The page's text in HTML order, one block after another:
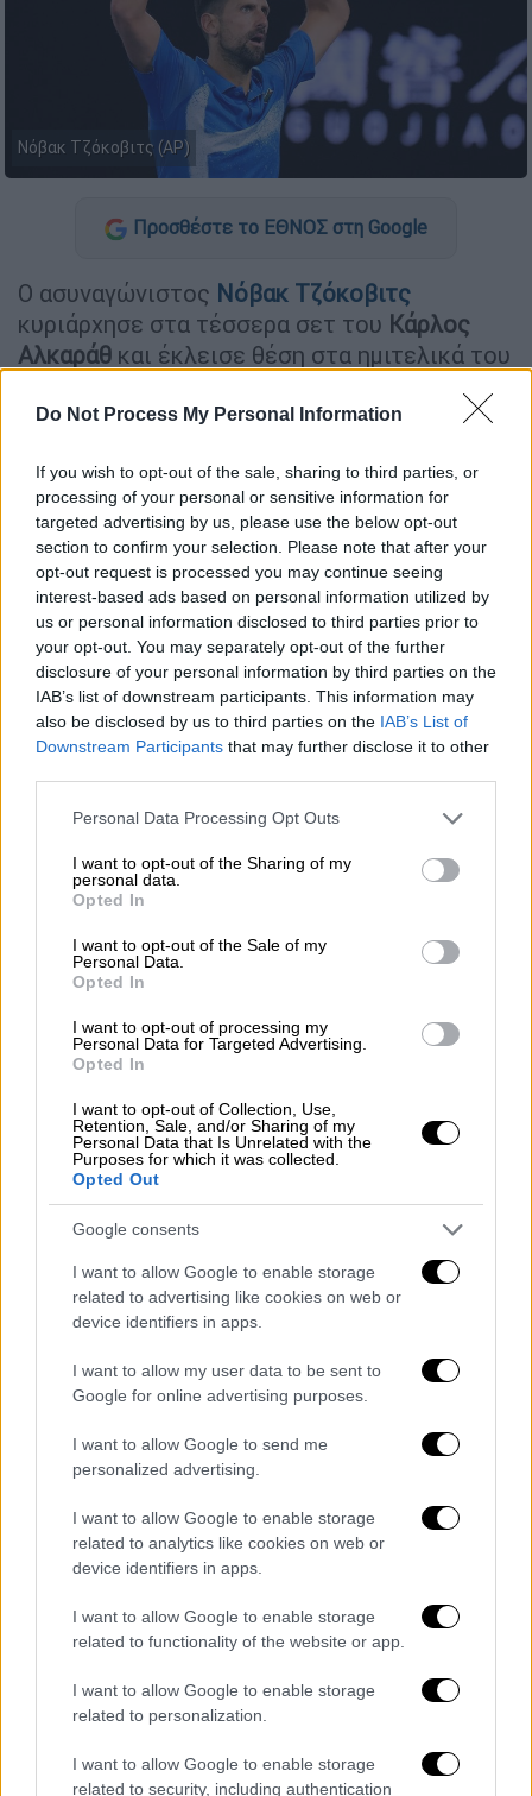
Do Not Process My Personal Information
If you wish to opt-out of the sale, sharing to third parties, or
processing of your personal or sensitive information for
targeted advertising by us, please use the below opt-out
section to confirm your selection. Please note that after your
opt-out request is processed you may continue seeing
interest-based ads based on personal information utilized by
us or personal information disclosed to third parties prior to
your opt-out. You may separately opt-out of the further
disclosure of your personal information by third parties on the
IAB’s list of downstream participants. This information may
also be disclosed by us to third parties on the IAB’s List of
Downstream Participants that may further disclose it to other
Please note that this website/app uses one or more Google
not limited to your visit or usage behaviour. You may click to
grant or deny consent to Google and its third-party tags to
use your data for below specified purposes in below Google
consent section.
Personal Data Processing Opt Outs
I want to opt-out of the Sharing of my
personal data.
Opted In
I want to opt-out of the Sale of my
Personal Data.
Opted In
I want to opt-out of processing my
Personal Data for Targeted Advertising.
Opted In
I want to opt-out of Collection, Use,
Retention, Sale, and/or Sharing of my
Personal Data that Is Unrelated with the
Purposes for which it was collected.
Opted Out
Google consents
I want to allow Google to enable storage
related to advertising like cookies on web or
device identifiers in apps.
I want to allow my user data to be sent to
Google for online advertising purposes.
I want to allow Google to send me
personalized advertising.
I want to allow Google to enable storage
related to analytics like cookies on web or
device identifiers in apps.
I want to allow Google to enable storage
related to functionality of the website or app.
I want to allow Google to enable storage
related to personalization.
I want to allow Google to enable storage
related to security, including authentication
Νόβακ Τζόκοβιτς (AP)
Προσθέστε το ΕΘΝΟΣ στη Google
O ασυναγώνιστος Νόβακ Τζόκοβιτς
κυριάρχησε στα τέσσερα σετ του Κάρλος
Αλκαράθ και έκλεισε θέση στα ημιτελικά του
με άκρως επιβλητικό τρόπο!
Αθλητισμός|21.01.2025 15:55
Ανατροπή με Αλμέιδα! Παραμένει
στην ΑΕΚ ο Αργεντινός τεχνικός
Αθλητισμός|21.01.2025 15:50
Επιστροφή του Super Cup στην
Ελλάδα μετά από 18 χρόνια!
Μετά από ένα συγκλονιστικό ματς διάρκειας
3 ωρών και 37 λεπτών, ο δεκάκις κάτοχος
του τουρνουά και νούμερο 7 στον κόσμο
έβαλε φρένο στον 21χρονο υπερταλαντούχο
Ισπανό (νούμερο 3) με 4-6, 6-4, 6-3, 6-4 και
έκανε ένα καθοριστικό βήμα στο δρόμο για
μυθικός καριέρας του!
Novak Djokovic secures the third set.
No words.
@eurosport •@wowowtennis•
#AusOpen•#AO2025
pic.twitter.com/ghJD0bKGfc
— #AusOpen (@AustralianOpen)
ημιτελικά να νικήσει τον Σάσα Σβέρεφ, ο
οποίος βρίσκεται στο νούμερο 2 της
κατάταξης, ενώ αν δεν υπάρξει έκπληξη στον
τελικό θα βρει απέναντί του το νούμερο 1
και κορυφαίο τενίστα αυτή τη στιγμή Γιανίκ
Σίνερ. Επειδή όμως πρόκειται για τον
θρυλικό Τζόκοβιτς προφανώς και όλα είναι
He's built different. 😤
Novak Djokovic prevails in a thrilling